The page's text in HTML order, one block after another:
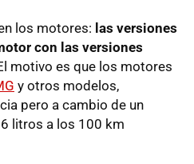
los motores: las versiones
con las versiones
motivo es que los motores
y otros modelos,
pero a cambio de un
litros a los 100 km